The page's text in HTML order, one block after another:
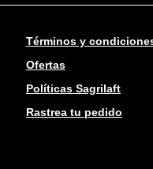
Términos y
Ofertas
Políticas Sagrilaft
Rastrea tu pedido